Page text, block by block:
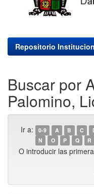
Repositorio
Buscar por
Palomino,
Ir a: 0-9 A B C
N
O P Q R
O introducir las